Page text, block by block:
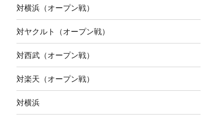
対横浜（オープン戦）
対ヤクルト（オープン戦）
対西武（オープン戦）
対楽天（オープン戦）
対横浜